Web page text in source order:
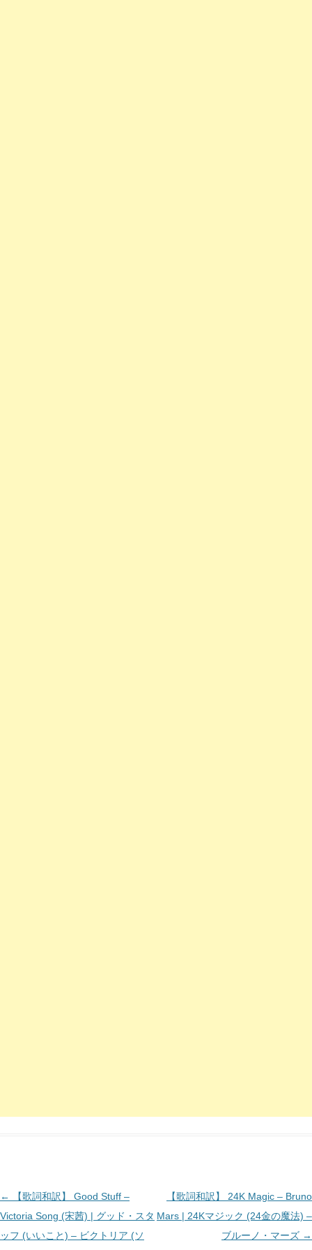
投
稿
ナ
←
【歌詞和訳】 Good Stuff –
Victoria Song (宋茜) | グッド・スタ
ッフ (いいこと) – ビクトリア (ソ
【歌詞和訳】 24K Magic – Bruno
Mars | 24Kマジック (24金の魔法) –
ブルーノ・マーズ →